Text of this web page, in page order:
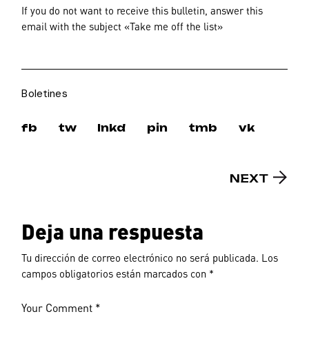
If you do not want to receive this bulletin, answer this
email with the subject «Take me off the list»
Boletines
fb tw lnkd pin tmb vk
NEXT
Deja una respuesta
Tu dirección de correo electrónico no será publicada. Los
campos obligatorios están marcados con *